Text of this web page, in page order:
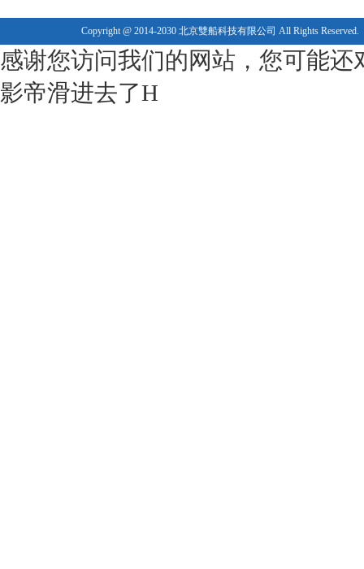
Copyright @ 2014-2030 北京雙船科技有限公司 All Rights Reserved.
感谢您访问我们的网站，您可能还
影帝滑进去了H